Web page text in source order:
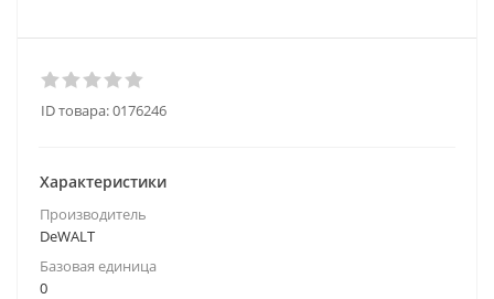
ID товара:0176246
Характеристики
Производитель
DeWALT
Базовая единица
0